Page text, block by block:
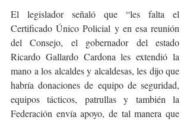
El legislador señaló que “les falta el
Certificado Único Policial y en esa reunión
del Consejo, el gobernador del estado
Ricardo Gallardo Cardona les extendió la
mano a los alcaldes y alcaldesas, les dijo que
habría donaciones de equipo de seguridad,
equipos tácticos, patrullas y también la
Federación envía apoyo, de tal manera que